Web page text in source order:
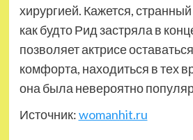
хирургией. Кажется,
как будто Рид застряла в
позволяет актрисе
комфорта, находиться в тех
она была невероятно
Источник:womanhit.ru